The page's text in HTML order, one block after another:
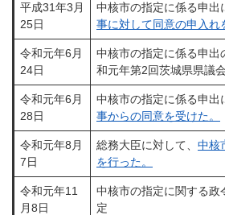
平成31年3月
25日
中核市の指定に係る申出
事に対して同意の申入れ
令和元年6月
24日
中核市の指定に係る申出
和元年第2回茨城県県議
令和元年6月
28日
中核市の指定に係る申出
事からの同意を受けた。
令和元年8月
7日
総務大臣に対して、 中核
を行った。
令和元年11
月8日
中核市の指定に関する政
定